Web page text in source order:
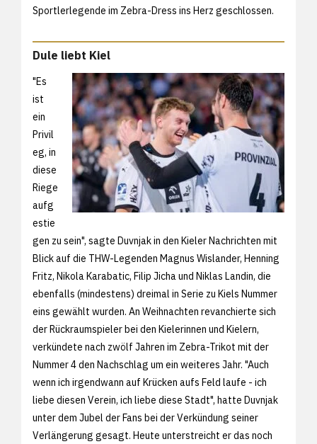
Sportlerlegende im Zebra-Dress ins Herz geschlossen.
Dule liebt Kiel
"Es
ist
ein
Privil
eg, in
diese
Riege
aufg
estie
gen zu sein", sagte Duvnjak in den Kieler Nachrichten mit
Blick auf die THW-Legenden Magnus Wislander, Henning
Fritz, Nikola Karabatic, Filip Jicha und Niklas Landin, die
ebenfalls (mindestens) dreimal in Serie zu Kiels Nummer
eins gewählt wurden. An Weihnachten revanchierte sich
der Rückraumspieler bei den Kielerinnen und Kielern,
verkündete nach zwölf Jahren im Zebra-Trikot mit der
Nummer 4 den Nachschlag um ein weiteres Jahr. "Auch
wenn ich irgendwann auf Krücken aufs Feld laufe - ich
liebe diesen Verein, ich liebe diese Stadt", hatte Duvnjak
unter dem Jubel der Fans bei der Verkündung seiner
Verlängerung gesagt. Heute unterstreicht er das noch